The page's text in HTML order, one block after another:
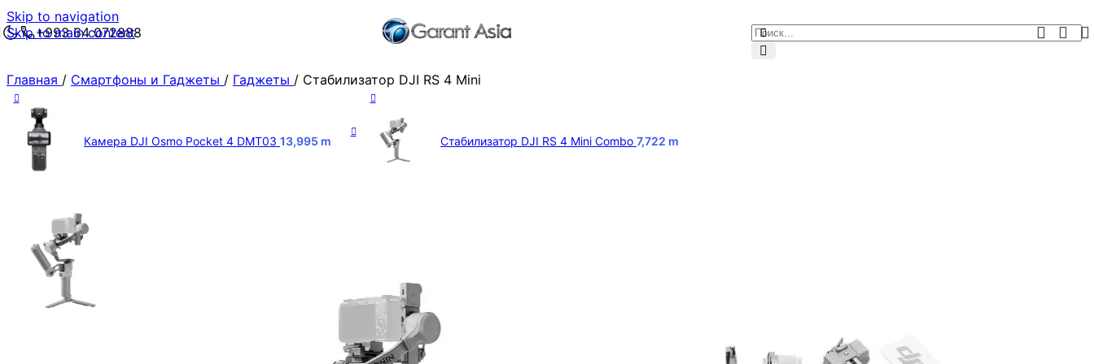
Skip to navigation
Skip to main content
+993 64 072888
Главная / Смартфоны и Гаджеты / Гаджеты / Стабилизатор DJI RS 4 Mini
Камера DJI Osmo Pocket 4 DMT03 13,995 m Стабилизатор DJI RS 4 Mini Combo 7,722 m